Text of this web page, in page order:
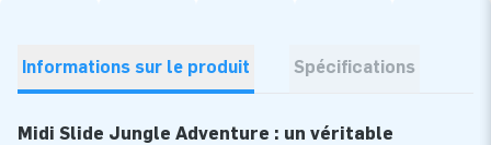
Informations sur le produit Spécifications
Midi Slide Jungle Adventure : un véritable